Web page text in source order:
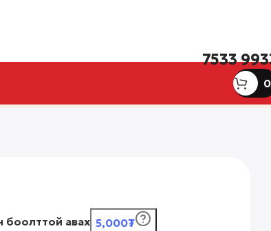
7533
боолттой авах 5,000₮